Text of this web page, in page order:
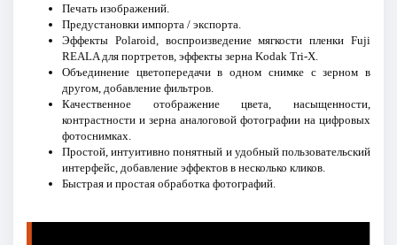
Печать изображений.
Предустановки импорта / экспорта.
Эффекты Polaroid, воспроизведение мягкости пленки Fuji
REALA для портретов, эффекты зерна Kodak Tri-X.
Объединение цветопередачи в одном снимке с зерном в
другом, добавление фильтров.
Качественное отображение цвета, насыщенности,
контрастности и зерна аналоговой фотографии на цифровых
фотоснимках.
Простой, интуитивно понятный и удобный пользовательский
интерфейс, добавление эффектов в несколько кликов.
Быстрая и простая обработка фотографий.